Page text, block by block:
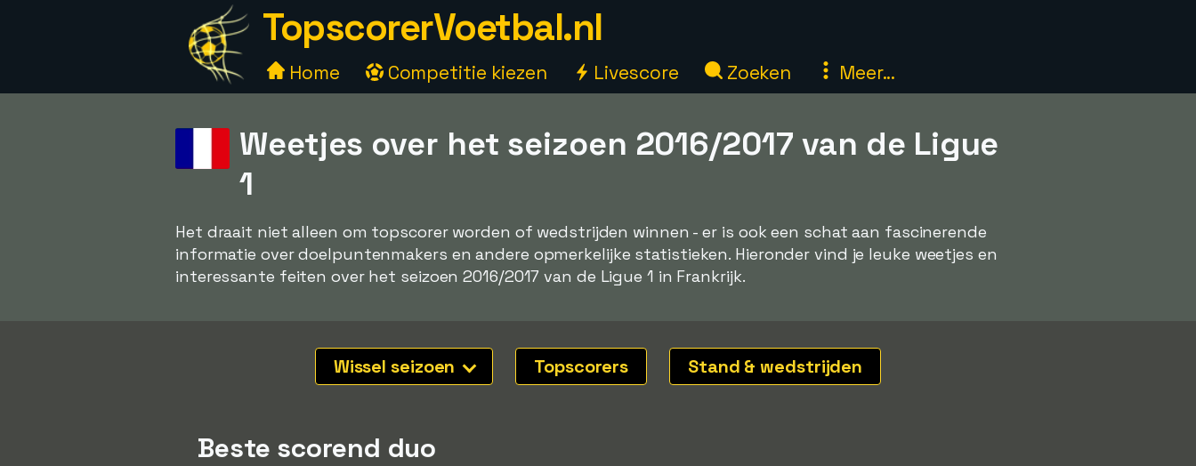
TopscorerVoetbal.nl
Home Competitie kiezen Livescore Zoeken Meer...
Weetjes over het seizoen 2016/2017 van de Ligue
1
Het draait niet alleen om topscorer worden of wedstrijden winnen - er is ook een schat aan fascinerende
informatie over doelpuntenmakers en andere opmerkelijke statistieken. Hieronder vind je leuke weetjes en
interessante feiten over het seizoen 2016/2017 van de Ligue 1 in Frankrijk.
Wissel seizoen Topscorers Stand & wedstrijden
Beste scorend duo